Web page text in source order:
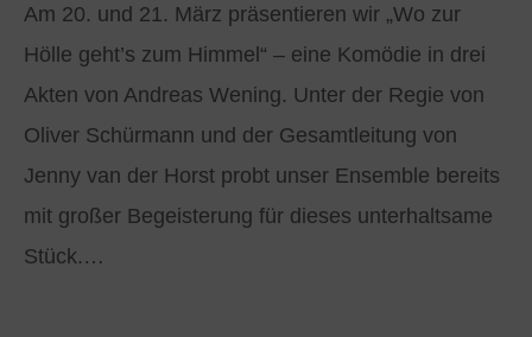
Am 20. und 21. März präsentieren wir „Wo zur
Hölle geht’s zum Himmel“ – eine Komödie in drei
Akten von Andreas Wening. Unter der Regie von
Oliver Schürmann und der Gesamtleitung von
Jenny van der Horst probt unser Ensemble bereits
mit großer Begeisterung für dieses unterhaltsame
Stück.…